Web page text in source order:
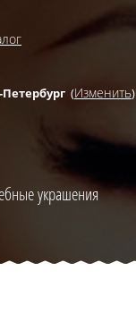
(Изменить)
украшения